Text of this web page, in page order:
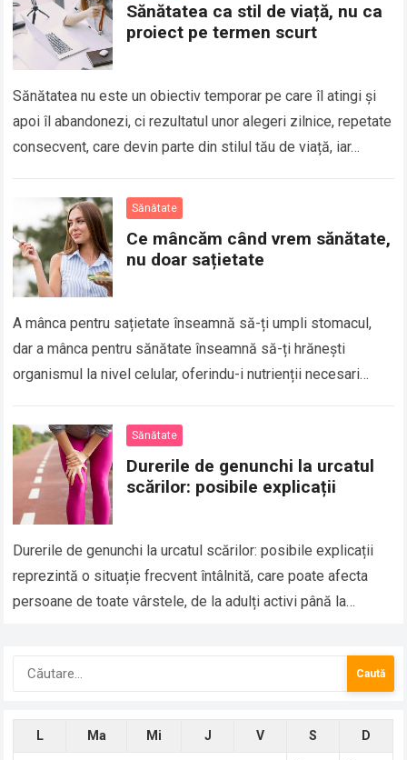
Sănătatea ca stil de viață, nu ca
proiect pe termen scurt
Sănătatea nu este un obiectiv temporar pe care îl atingi și
apoi îl abandonezi, ci rezultatul unor alegeri zilnice, repetate
consecvent, care devin parte din stilul tău de viață, iar…
Sănătate
Ce mâncăm când vrem sănătate,
nu doar sațietate
A mânca pentru sațietate înseamnă să-ți umpli stomacul,
dar a mânca pentru sănătate înseamnă să-ți hrănești
organismul la nivel celular, oferindu-i nutrienții necesari
Sănătate
Durerile de genunchi la urcatul
scărilor: posibile explicații
Durerile de genunchi la urcatul scărilor: posibile explicații
reprezintă o situație frecvent întâlnită, care poate afecta
persoane de toate vârstele, de la adulți activi până la
Caută
L Ma Mi J V S D